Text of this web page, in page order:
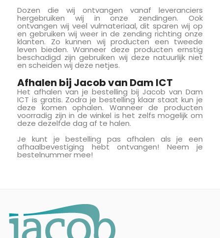
Dozen die wij ontvangen vanaf leveranciers
hergebruiken wij in onze zendingen. Ook
ontvangen wij veel vulmateriaal, dit sparen wij op
en gebruiken wij weer in de zending richting onze
klanten. Zo kunnen wij producten een tweede
leven bieden. Wanneer deze producten ernstig
beschadigd zijn gebruiken wij deze natuurlijk niet
en scheiden wij deze netjes.
Afhalen bij Jacob van Dam ICT
Het afhalen van je bestelling bij Jacob van Dam
ICT is gratis. Zodra je bestelling klaar staat kun je
deze komen ophalen. Wanneer de producten
voorradig zijn in de winkel is het zelfs mogelijk om
deze dezelfde dag af te halen.
Je kunt je bestelling pas afhalen als je een
afhaalbevestiging hebt ontvangen! Neem je
bestelnummer mee!